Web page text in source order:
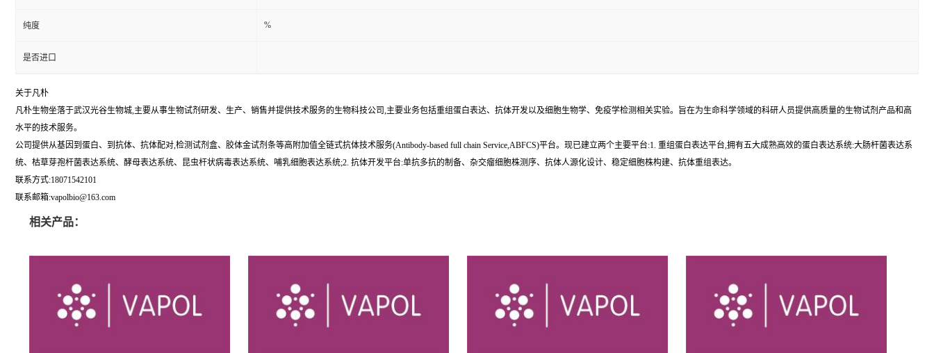
纯度 %
是否进口
关于凡朴
凡朴生物坐落于武汉光谷生物城,主要从事生物试剂研发、生产、销售并提供技术服务的生物科技公司,主要业务包括重组蛋白表达、抗体开发以及细胞生物学、免疫学检测相关实验。旨在为生命科学领域的科研人员提供高质量的生物试剂产品和高
水平的技术服务。
公司提供从基因到蛋白、到抗体、抗体配对,检测试剂盒、胶体金试剂条等高附加值全链式抗体技术服务(Antibody-based full chain Service,ABFCS)平台。现已建立两个主要平台:1. 重组蛋白表达平台,拥有五大成熟高效的蛋白表达系统:大肠杆菌表达系
统、枯草芽孢杆菌表达系统、酵母表达系统、昆虫杆状病毒表达系统、哺乳细胞表达系统;2. 抗体开发平台:单抗多抗的制备、杂交瘤细胞株测序、抗体人源化设计、稳定细胞株构建、抗体重组表达。
联系方式:18071542101
联系邮箱:vapolbio@163.com
相关产品：